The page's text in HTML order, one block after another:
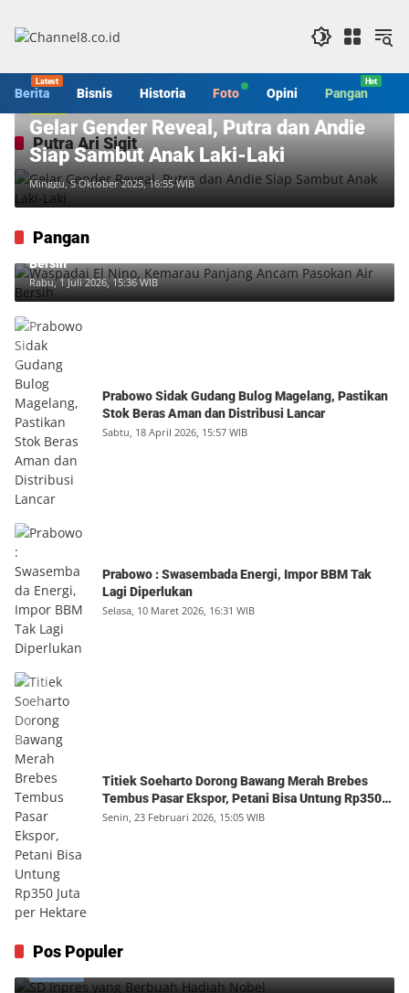
konten
Berita Bisnis Historia Foto Opini Pangan
Putra Ari Sigit
Gelar Gender Reveal, Putra dan Andie
Siap Sambut Anak Laki-Laki
Minggu, 5 Oktober 2025, 16:55 WIB
Pangan
Waspadai El Nino, Kemarau Panjang Ancam Pasokan Air
Bersih
Rabu, 1 Juli 2026, 15:36 WIB
Prabowo Sidak Gudang Bulog Magelang, Pastikan
Stok Beras Aman dan Distribusi Lancar
Sabtu, 18 April 2026, 15:57 WIB
Prabowo : Swasembada Energi, Impor BBM Tak
Lagi Diperlukan
Selasa, 10 Maret 2026, 16:31 WIB
Titiek Soeharto Dorong Bawang Merah Brebes
Tembus Pasar Ekspor, Petani Bisa Untung Rp350
Juta per Hektare
Senin, 23 Februari 2026, 15:05 WIB
Pos Populer
1 SD Inpres yang Berbuah Hadiah Nobel